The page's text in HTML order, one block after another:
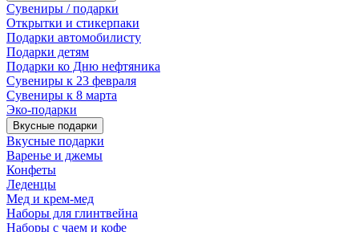
Сувениры / подарки
Открытки и стикерпаки
Подарки автомобилисту
Подарки детям
Подарки ко Дню нефтяника
Сувениры к 23 февраля
Сувениры к 8 марта
Эко-подарки
Вкусные подарки
Вкусные подарки
Варенье и джемы
Конфеты
Леденцы
Мед и крем-мед
Наборы для глинтвейна
Наборы с чаем и кофе